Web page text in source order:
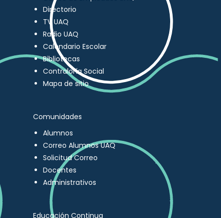
Directorio
TV UAQ
Radio UAQ
Calendario Escolar
Bibliotecas
Contraloría Social
Mapa de sitio
Comunidades
Alumnos
Correo Alumnos UAQ
Solicitud Correo
Docentes
Administrativos
Educación Continua